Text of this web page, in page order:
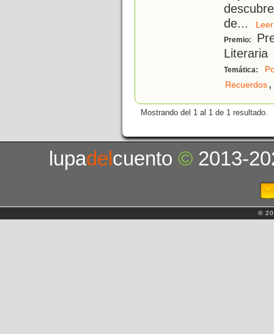
de...
Premio:
Literaria
Temática:
Recuerdos,
Mostrando del 1 al 1 de 1 resultado.
lupadelcuento© 2013-
©